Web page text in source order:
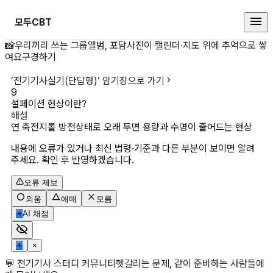
모두CBT
설페이션 현상이란? 상세 페이지
📸우리끼리 쓰는 그룹앨범, 포담사진이 캘린더·지도 위에 추억으로 쌓
여요구경하기
‘전기기사실기(단답형)’ 암기장으로 가기
9
설페이션 현상이란?
해설
연 축전지롤 방전상태로 오래 두면 용량과 수명이 줄어드는 현상
내용에 오류가 있거나 최신 법령·기준과 다른 부분이 보이면 알려
주세요. 확인 후 반영하겠습니다.
오류 제보
외움
애매
모름
✳AI 채점
✳ ×
💬 전기기사 스터디 커뮤니티헷갈리는 문제, 같이 준비하는 사람들에